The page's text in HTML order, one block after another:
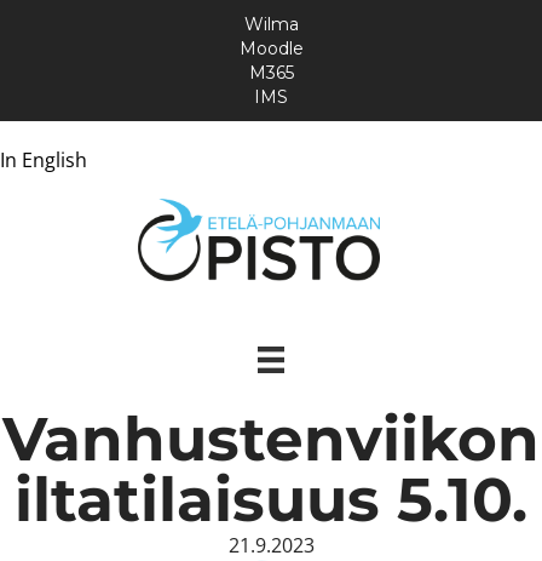
In English
Wilma
Moodle
M365
IMS
Vanhustenviikon
iltatilaisuus 5.10.
21.9.2023